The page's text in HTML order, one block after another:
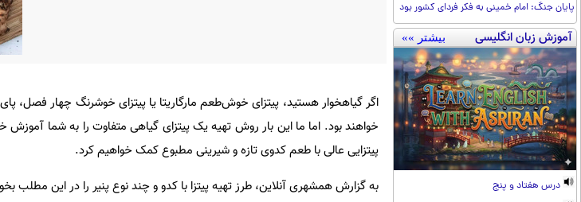
پایان جنگ: امام خمینی به فکر فردای کشور بود
آموزش زبان انگلیسی بیشتر »»
درس هفتاد و پنج
اگر گیاهخوار هستید، پیتزای خوش‌طعم مارگاریتا یا پیتزای خوشرنگ چهار فصل،
خواهند بود. اما ما این بار روش تهیه یک پیتزای گیاهی متفاوت را به شما آموزش
پیتزایی عالی با طعم کدوی تازه و شیرینی مطبوع کمک خواهیم کرد.
به گزارش همشهری آنلاین، طرز تهیه پیتزا با کدو و چند نوع پنیر را در این مطلب